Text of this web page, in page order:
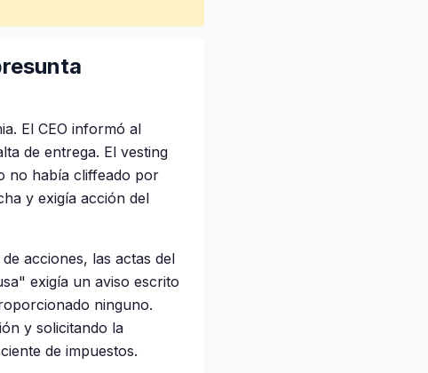
El CEO informó al
de entrega. El vesting
no había cliffeado por
y exigía acción del
acciones, las actas del
exigía un aviso escrito
ninguno.
y solicitando la
de impuestos.